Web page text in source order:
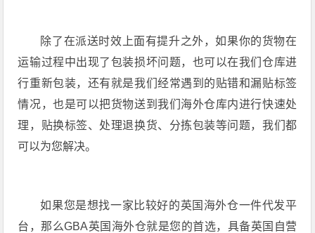
除了在派送时效上面有提升之外，如果你的货物在
运输过程中出现了包装损坏问题，也可以在我们仓库进
行重新包装，还有就是我们经常遇到的贴错和漏贴标签
情况，也是可以把货物送到我们海外仓库内进行快速处
理，贴换标签、处理退换货、分拣包装等问题，我们都
可以为您解决。
如果您是想找一家比较好的英国海外仓一件代发平
台，那么GBA英国海外仓就是您的首选，具备英国自营